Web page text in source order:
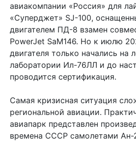
авиакомпании «Россия» для
«Суперджет» SJ-100,
двигателем ПД-8 взамен
PowerJet SaM146. Но к июлю
двигателя только начались на
лаборатории Ил-76ЛЛ и до
проводится сертификация.
Самая кризисная ситуация
региональной авиации.
авиапарк представлен
времена СССР самолетами Ан-